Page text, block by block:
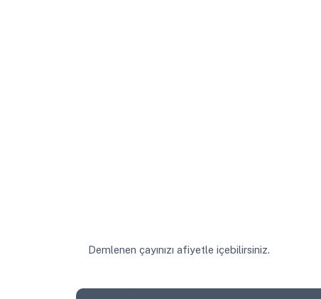
Demlenen çayınızı afiyetle içebilirsiniz.